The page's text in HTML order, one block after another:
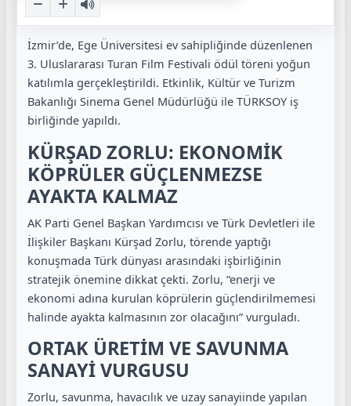
İzmir’de, Ege Üniversitesi ev sahipliğinde düzenlenen
3. Uluslararası Turan Film Festivali ödül töreni yoğun
katılımla gerçekleştirildi. Etkinlik, Kültür ve Turizm
Bakanlığı Sinema Genel Müdürlüğü ile TÜRKSOY iş
birliğinde yapıldı.
KÜRŞAD ZORLU: EKONOMİK
KÖPRÜLER GÜÇLENMEZSE
AYAKTA KALMAZ
AK Parti Genel Başkan Yardımcısı ve Türk Devletleri ile
İlişkiler Başkanı Kürşad Zorlu, törende yaptığı
konuşmada Türk dünyası arasındaki işbirliğinin
stratejik önemine dikkat çekti. Zorlu, “enerji ve
ekonomi adına kurulan köprülerin güçlendirilmemesi
halinde ayakta kalmasının zor olacağını” vurguladı.
ORTAK ÜRETİM VE SAVUNMA
SANAYİ VURGUSU
Zorlu, savunma, havacılık ve uzay sanayiinde yapılan